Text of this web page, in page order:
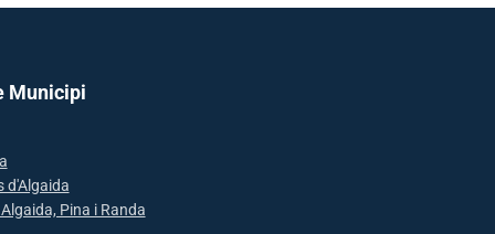
Municipi
d'Algaida
Pina i Randa